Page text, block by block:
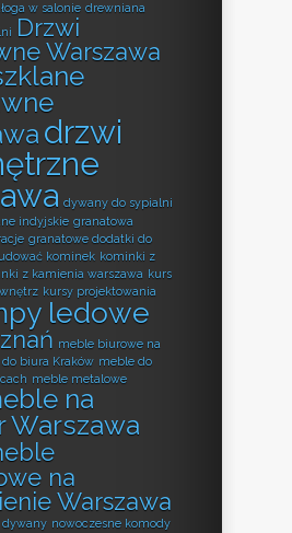
w salonie drewniana
Drzwi
Warszawa
drzwi
dywany do sypialni
indyjskie granatowa
granatowe dodatki do
kominek kominki z
z kamienia warszawa kurs
kursy projektowania
ledowe
meble biurowe na
biura Kraków meble do
meble metalowe
na
Warszawa
na
Warszawa
dywany nowoczesne komody